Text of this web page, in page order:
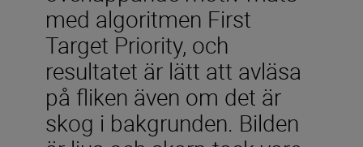
med algoritmen First
Target Priority, och
resultatet är lätt att avläsa
på fliken även om det är
skog i bakgrunden. Bilden